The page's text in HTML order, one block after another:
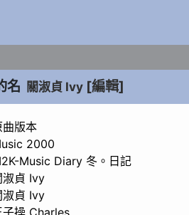
名 關淑貞 Ivy [編輯]
曲版本
2000
Music Diary 冬。日記
淑貞 Ivy
淑貞 Ivy
子操 Charles